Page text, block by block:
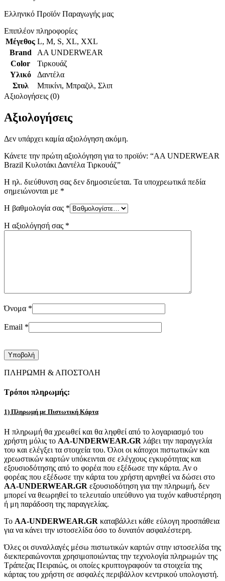
Ελληνικό Προϊόν Παραγωγής μας
Επιπλέον πληροφορίες
Μέγεθος L, M, S, XL, XXL
Brand
AA UNDERWEAR
Color
Τιρκουάζ
Υλικό
Δαντέλα
Στυλ
Μπικίνι, Μπραζιλ, Σλιπ
Αξιολογήσεις (0)
Αξιολογήσεις
Δεν υπάρχει καμία αξιολόγηση ακόμη.
Κάνετε την πρώτη αξιολόγηση για το προϊόν: “AA UNDERWEAR
Brazil Κυλοτάκι Δαντέλα Τιρκουάζ”
Η ηλ. διεύθυνση σας δεν δημοσιεύεται. Τα υποχρεωτικά πεδία
σημειώνονται με *
Η βαθμολογία σας *
Η αξιολόγησή σας *
Όνομα *
Email *
ΠΛΗΡΩΜΗ & ΑΠΟΣΤΟΛΗ
Τρόποι πληρωμής:
1) Πληρωμή με Πιστωτική Κάρτα
Η πληρωμή θα χρεωθεί και θα ληφθεί από το λογαριασμό του
χρήστη μόλις το AA-UNDERWEAR.GR λάβει την παραγγελία
του και ελέγξει τα στοιχεία του. Όλοι οι κάτοχοι πιστωτικών και
χρεωστικών καρτών υπόκεινται σε ελέγχους εγκυρότητας και
εξουσιοδότησης από το φορέα που εξέδωσε την κάρτα. Αν ο
φορέας που εξέδωσε την κάρτα του χρήστη αρνηθεί να δώσει στο
AA-UNDERWEAR.GR εξουσιοδότηση για την πληρωμή, δεν
μπορεί να θεωρηθεί το τελευταίο υπεύθυνο για τυχόν καθυστέρηση
ή μη παράδοση της παραγγελίας.
Το AA-UNDERWEAR.GR καταβάλλει κάθε εύλογη προσπάθεια
για να κάνει την ιστοσελίδα όσο το δυνατόν ασφαλέστερη.
Όλες οι συναλλαγές μέσω πιστωτικών καρτών στην ιστοσελίδα της
διεκπεραιώνονται χρησιμοποιώντας την τεχνολογία πληρωμών της
Τράπεζας Πειραιώς, οι οποίες κρυπτογραφούν τα στοιχεία της
κάρτας του χρήστη σε ασφαλές περιβάλλον κεντρικού υπολογιστή.